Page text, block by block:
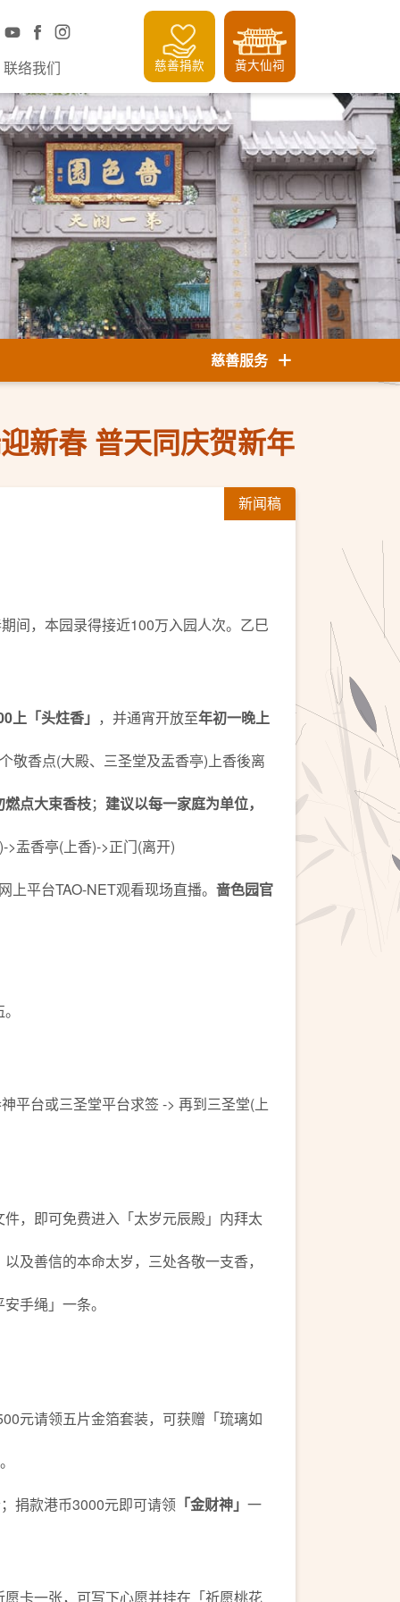
联络我们 慈善捐款 黃大仙祠
慈善服务
新春 普天同庆贺新年
新闻稿
间，本园录得接近100万入园人次。乙巳
上「头炷香」 ，并通宵开放至年初一晚上
敬香点(大殿、三圣堂及盂香亭)上香後离
点大束香枝； 建议以每一家庭为单位，
盂香亭(上香)->正门(离开)
平台TAO-NET观看现场直播。 啬色园官
平台或三圣堂平台求签 -> 再到三圣堂(上
，即可免费进入「太岁元辰殿」内拜太
及善信的本命太岁，三处各敬一支香，
手绳」一条。
元请领五片金箔套装，可获赠「琉璃如
捐款港币3000元即可请领 「金财神」 一
卡一张，可写下心愿并挂在「祈愿桃花